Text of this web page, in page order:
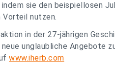
sie den beispiellosen
Vorteil nutzen.
in der 27-jährigen
unglaubliche Angebote
www.iherb.com